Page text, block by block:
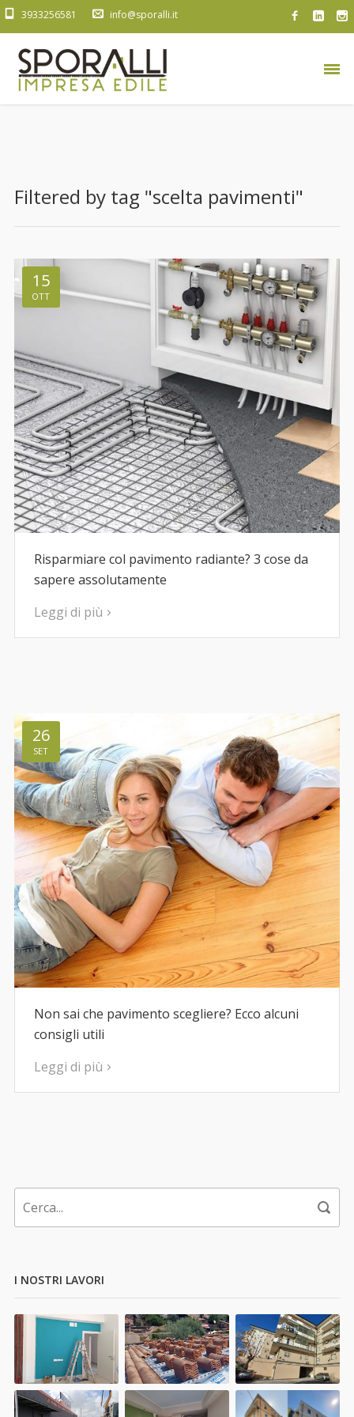
3933256581 info@sporalli.it
Filtered by tag "scelta pavimenti"
15
OTT
Risparmiare col pavimento radiante? 3 cose da
sapere assolutamente
Leggi di più
26
SET
Non sai che pavimento scegliere? Ecco alcuni
consigli utili
Leggi di più
I NOSTRI LAVORI